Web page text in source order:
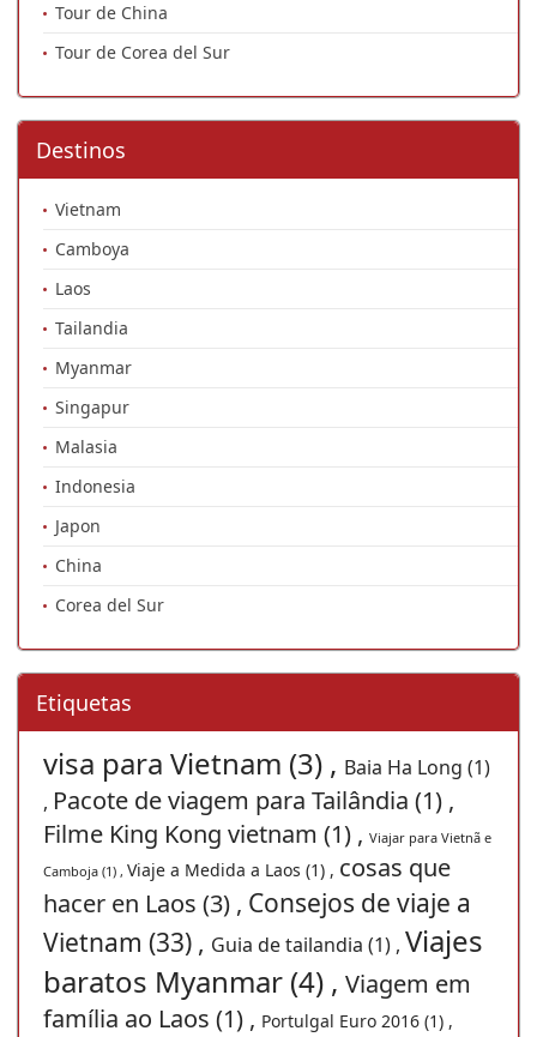
Tour de China
Tour de Corea del Sur
Destinos
Vietnam
Camboya
Laos
Tailandia
Myanmar
Singapur
Malasia
Indonesia
Japon
China
Corea del Sur
Etiquetas
visa para Vietnam (3) , Baia Ha Long (1)
, Pacote de viagem para Tailândia (1) ,
Filme King Kong vietnam (1) , Viajar para Vietnã e
Camboja (1) , Viaje a Medida a Laos (1) , cosas que
hacer en Laos (3) , Consejos de viaje a
Vietnam (33) , Guia de tailandia (1) , Viajes
baratos Myanmar (4) , Viagem em
família ao Laos (1) , Portulgal Euro 2016 (1) ,